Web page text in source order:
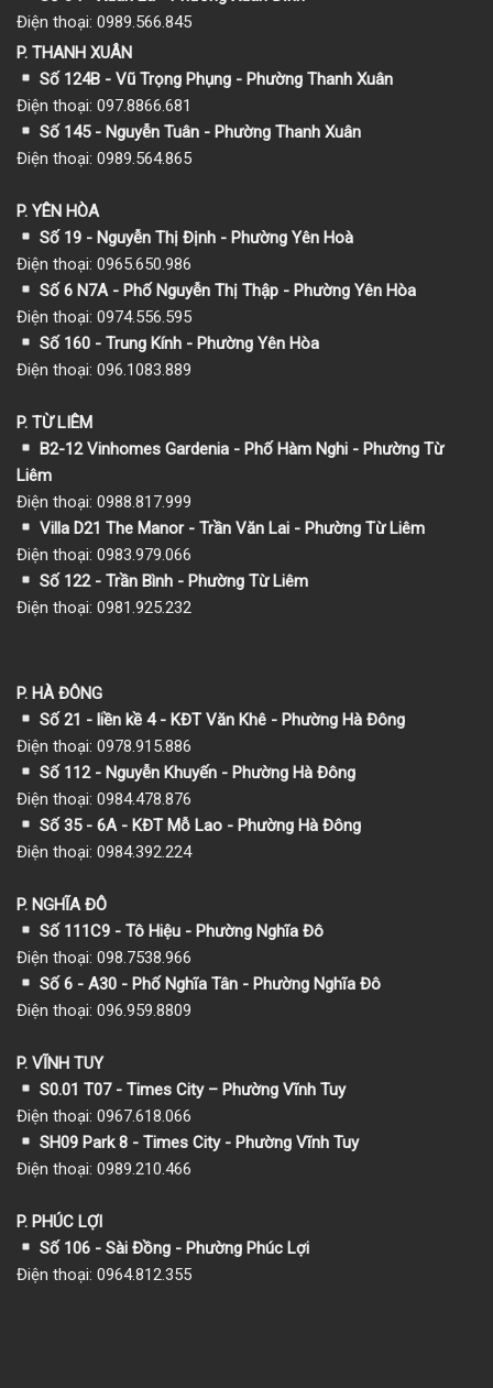
Điện thoại: 0989.566.845
P. THANH XUÂN
Số 124B - Vũ Trọng Phụng - Phường Thanh Xuân
Điện thoại: 097.8866.681
Số 145 - Nguyễn Tuân - Phường Thanh Xuân
Điện thoại: 0989.564.865
P. YÊN HÒA
Số 19 - Nguyễn Thị Định - Phường Yên Hoà
Điện thoại: 0965.650.986
Số 6 N7A - Phố Nguyễn Thị Thập - Phường Yên Hòa
Điện thoại: 0974.556.595
Số 160 - Trung Kính - Phường Yên Hòa
Điện thoại: 096.1083.889
P. TỪ LIÊM
B2-12 Vinhomes Gardenia - Phố Hàm Nghi - Phường Từ
Liêm
Điện thoại: 0988.817.999
Villa D21 The Manor - Trần Văn Lai - Phường Từ Liêm
Điện thoại: 0983.979.066
Số 122 - Trần Bình - Phường Từ Liêm
Điện thoại: 0981.925.232
P. HÀ ĐÔNG
Số 21 - liền kề 4 - KĐT Văn Khê - Phường Hà Đông
Điện thoại: 0978.915.886
Số 112 - Nguyễn Khuyến - Phường Hà Đông
Điện thoại: 0984.478.876
Số 35 - 6A - KĐT Mỗ Lao - Phường Hà Đông
Điện thoại: 0984.392.224
P. NGHĨA ĐÔ
Số 111C9 - Tô Hiệu - Phường Nghĩa Đô
Điện thoại: 098.7538.966
Số 6 - A30 - Phố Nghĩa Tân - Phường Nghĩa Đô
Điện thoại: 096.959.8809
P. VĨNH TUY
S0.01 T07 - Times City – Phường Vĩnh Tuy
Điện thoại: 0967.618.066
SH09 Park 8 - Times City - Phường Vĩnh Tuy
Điện thoại: 0989.210.466
P. PHÚC LỢI
Số 106 - Sài Đồng - Phường Phúc Lợi
Điện thoại: 0964.812.355